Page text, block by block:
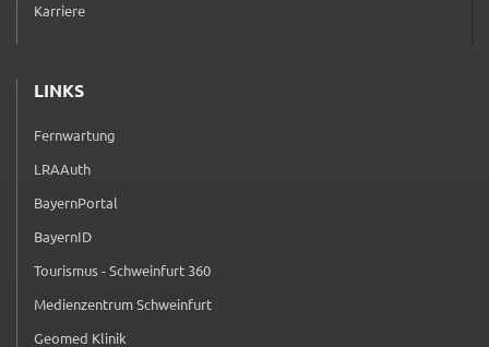
Karriere
LINKS
Fernwartung
(externer Link, öffnet in neuem Tab)
LRAAuth
(externer Link, öffnet in neuem Tab)
BayernPortal
(externer Link, öffnet in neuem Tab)
BayernID
(externer Link, öffnet in neuem Tab)
Tourismus - Schweinfurt 360
(externer Link, öffnet in neuem Tab)
Medienzentrum Schweinfurt
(externer Link, öffnet in neuem Tab)
Geomed Klinik